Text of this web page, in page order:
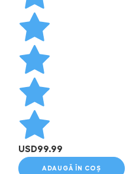
USD99.99
ADAUGĂ ÎN COȘ